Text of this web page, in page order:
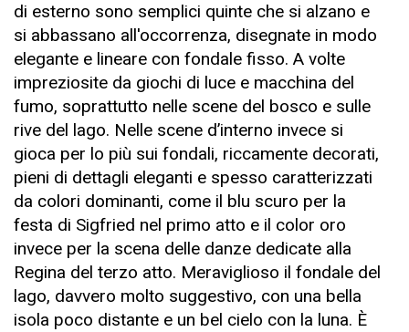
di esterno sono semplici quinte che si alzano e
si abbassano all'occorrenza, disegnate in modo
elegante e lineare con fondale fisso. A volte
impreziosite da giochi di luce e macchina del
fumo, soprattutto nelle scene del bosco e sulle
rive del lago. Nelle scene d’interno invece si
gioca per lo più sui fondali, riccamente decorati,
pieni di dettagli eleganti e spesso caratterizzati
da colori dominanti, come il blu scuro per la
festa di Sigfried nel primo atto e il color oro
invece per la scena delle danze dedicate alla
Regina del terzo atto. Meraviglioso il fondale del
lago, davvero molto suggestivo, con una bella
isola poco distante e un bel cielo con la luna. È